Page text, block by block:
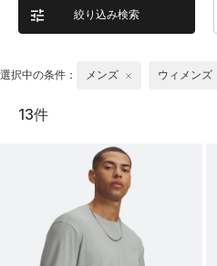
絞り込み検索
選択中の条件： メンズ ウィメンズ
13件